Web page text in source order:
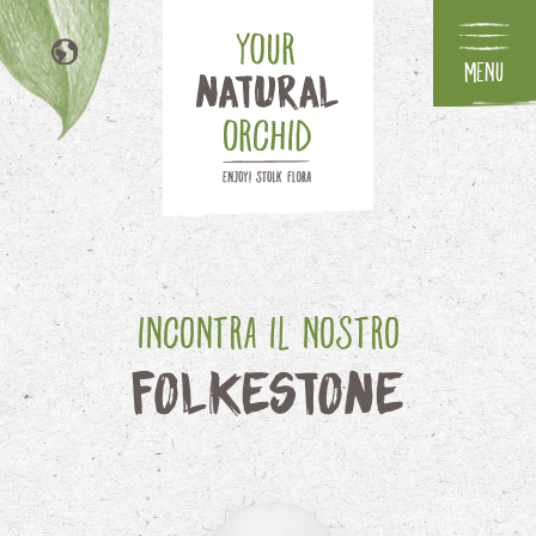
NL
EN
DE
FR
Menu
Incontra il nostro
Folkestone